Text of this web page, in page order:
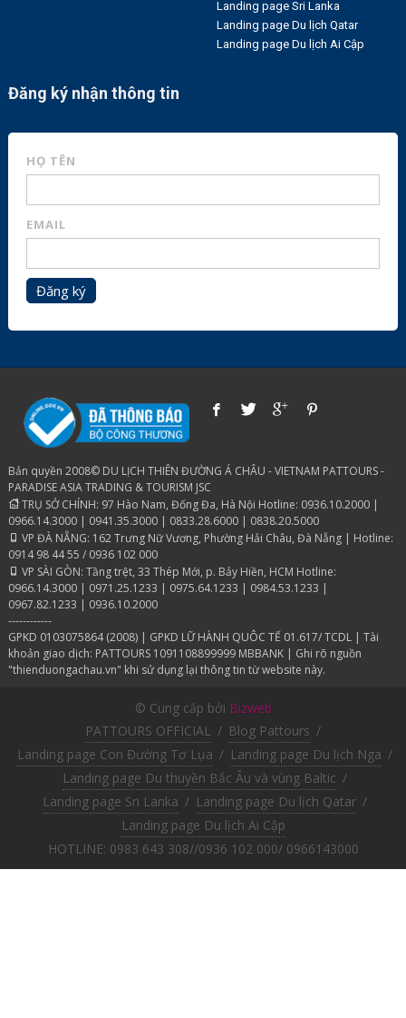
Landing page Sri Lanka
Landing page Du lịch Qatar
Landing page Du lịch Ai Cập
Đăng ký nhận thông tin
HỌ TÊN
EMAIL
Đăng ký
Bản quyền 2008© DU LỊCH THIÊN ĐƯỜNG Á CHÂU - VIETNAM PATTOURS -
PARADISE ASIA TRADING & TOURISM JSC
TRỤ SỞ CHÍNH: 97 Hào Nam, Đống Đa, Hà Nội Hotline: 0936.10.2000 |
0966.14.3000 | 0941.35.3000 | 0833.28.6000 | 0838.20.5000
VP ĐÀ NẴNG: 162 Trưng Nữ Vương, Phường Hải Châu, Đà Nẵng | Hotline:
0914 98 44 55 / 0936 102 000
VP SÀI GÒN: Tầng trệt, 33 Thép Mới, p. Bảy Hiền, HCM Hotline:
0966.14.3000 | 0971.25.1233 | 0975.64.1233 | 0984.53.1233 |
0967.82.1233 | 0936.10.2000
------------
GPKD 0103075864 (2008) | GPKD LỮ HÀNH QUÔC TẾ 01.617/ TCDL | Tài
khoản giao dịch: PATTOURS 1091108899999 MBBANK | Ghi rõ nguồn
"thienduongachau.vn" khi sử dụng lại thông tin từ website này.
© Cung cấp bởi Bizweb
PATTOURS OFFICIAL / Blog Pattours /
Landing page Con Đường Tơ Lụa / Landing page Du lịch Nga /
Landing page Du thuyền Bắc Âu và vùng Baltic /
Landing page Sri Lanka / Landing page Du lịch Qatar /
Landing page Du lịch Ai Cập
HOTLINE: 0983 643 308//0936 102 000/ 0966143000